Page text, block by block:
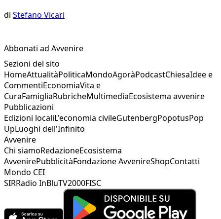
di Stefano Vicari
Abbonati ad Avvenire
Sezioni del sito
HomeAttualitàPoliticaMondoAgoràPodcastChiesaIdee e
CommentiEconomiaVita e
CuraFamigliaRubricheMultimediaEcosistema avvenire
Pubblicazioni
Edizioni localiL'economia civileGutenbergPopotusPop
UpLuoghi dell'Infinito
Avvenire
Chi siamoRedazioneEcosistema
AvvenirePubblicitàFondazione AvvenireShopContatti
Mondo CEI
SIRRadio InBluTV2000FISC